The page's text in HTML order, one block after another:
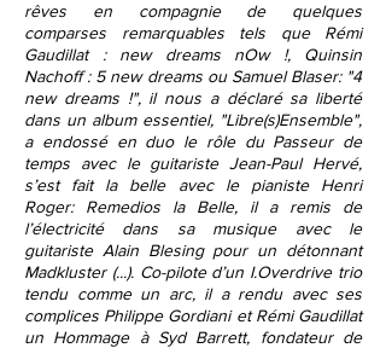
rêves en compagnie de quelques
comparses remarquables tels que Rémi
Gaudillat : new dreams nOw !, Quinsin
Nachoff : 5 new dreams ou Samuel Blaser: "4
new dreams !", il nous a déclaré sa liberté
dans un album essentiel, "Libre(s)Ensemble",
a endossé en duo le rôle du Passeur de
temps avec le guitariste Jean-Paul Hervé,
s’est fait la belle avec le pianiste Henri
Roger: Remedios la Belle, il a remis de
l’électricité dans sa musique avec le
guitariste Alain Blesing pour un détonnant
Madkluster (...). Co-pilote d’un I.Overdrive trio
tendu comme un arc, il a rendu avec ses
complices Philippe Gordiani et Rémi Gaudillat
un Hommage à Syd Barrett, fondateur de